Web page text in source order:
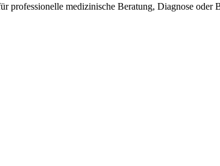
professionelle medizinische Beratung, Diagnose oder